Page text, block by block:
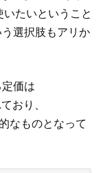
たいということ
選択肢もアリか
価は
おり、
なものとなって